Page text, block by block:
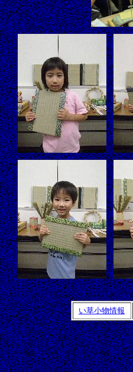
い草小物情報